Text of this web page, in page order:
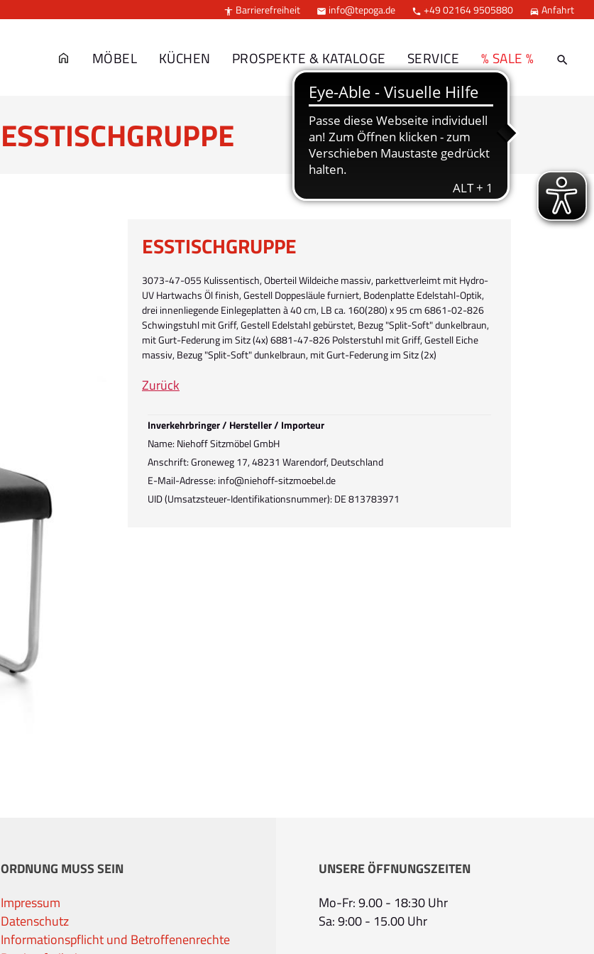
 Barrierefreiheit  info@tepoga.de  +49 02164 9505880  Anfahrt
MÖBEL KÜCHEN PROSPEKTE & KATALOGE SERVICE % SALE %
ESSTISCHGRUPPE
ESSTISCHGRUPPE
3073-47-055 Kulissentisch, Oberteil Wildeiche massiv, parkettverleimt mit Hydro-
UV Hartwachs Öl finish, Gestell Doppesläule furniert, Bodenplatte Edelstahl-Optik,
drei innenliegende Einlegeplatten à 40 cm, LB ca. 160(280) x 95 cm 6861-02-826
Schwingstuhl mit Griff, Gestell Edelstahl gebürstet, Bezug "Split-Soft" dunkelbraun,
mit Gurt-Federung im Sitz (4x) 6881-47-826 Polsterstuhl mit Griff, Gestell Eiche
massiv, Bezug "Split-Soft" dunkelbraun, mit Gurt-Federung im Sitz (2x)
Zurück
Inverkehrbringer / Hersteller / Importeur
Name: Niehoff Sitzmöbel GmbH
Anschrift: Groneweg 17, 48231 Warendorf, Deutschland
E-Mail-Adresse: info@niehoff-sitzmoebel.de
UID (Umsatzsteuer-Identifikationsnummer): DE 813783971
ORDNUNG MUSS SEIN
Impressum
Datenschutz
Informationspflicht und Betroffenenrechte
UNSERE ÖFFNUNGSZEITEN
Mo-Fr: 9.00 - 18:30 Uhr
Sa: 9:00 - 15.00 Uhr